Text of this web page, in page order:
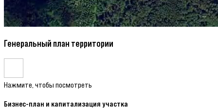
Генеральный план территории
Нажмите, чтобы посмотреть
Бизнес-план и капитализация участка